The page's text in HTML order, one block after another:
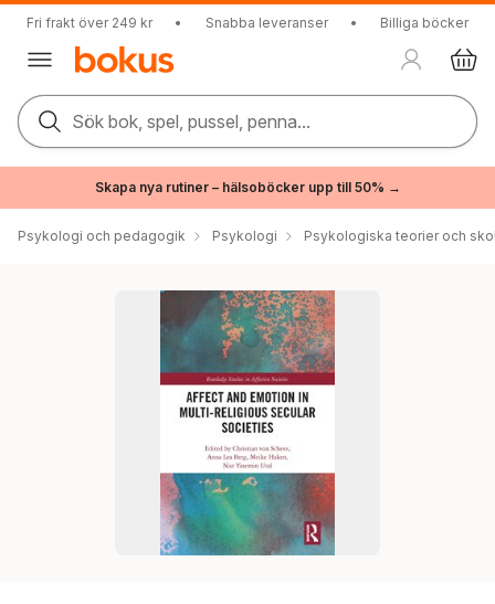
Fri frakt över 249 kr • Snabba leveranser • Billiga böcker
Sök bok, spel, pussel, penna...
Skapa nya rutiner – hälsoböcker upp till 50% →
Psykologi och pedagogik Psykologi Psykologiska teorier och